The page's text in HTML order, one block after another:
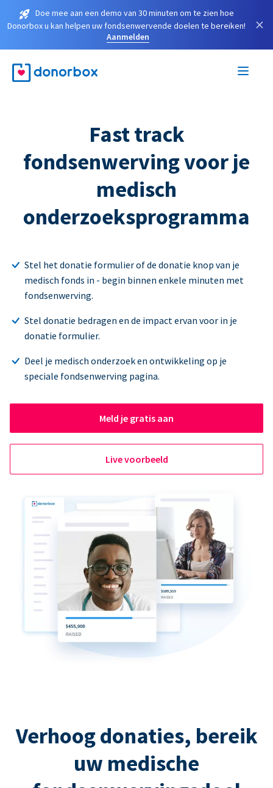
Doe mee aan een demo van 30 minuten om te zien hoe
Donorbox u kan helpen uw fondsenwervende doelen te bereiken!
Aanmelden
×
Fast track
fondsenwerving voor je
medisch
onderzoeksprogramma
Stel het donatie formulier of de donatie knop van je
medisch fonds in - begin binnen enkele minuten met
fondsenwerving.
Stel donatie bedragen en de impact ervan voor in je
donatie formulier.
Deel je medisch onderzoek en ontwikkeling op je
speciale fondsenwerving pagina.
Meld je gratis aan
Live voorbeeld
Verhoog donaties, bereik
uw medische